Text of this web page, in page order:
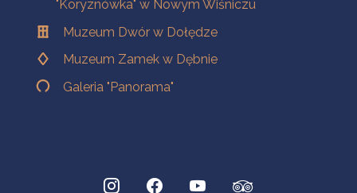
"Koryznówka" w Nowym Wiśniczu
Muzeum Dwór w Dołędze
Muzeum Zamek w Dębnie
Galeria "Panorama"